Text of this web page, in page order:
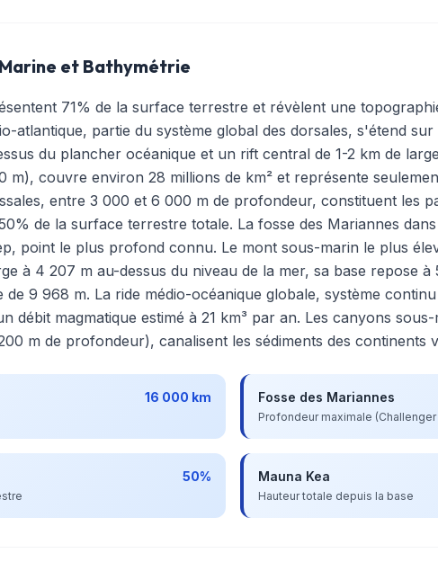
et Bathymétrie
71% de la surface terrestre et révèlent une
atlantique, partie du système global des dorsales, s'étend
du plancher océanique et un rift central de 1-2 km de
m), couvre environ 28 millions de km² et représente
entre 3 000 et 6 000 m de profondeur, constituent les
de la surface terrestre totale. La fosse des Mariannes
point le plus profond connu. Le mont sous-marin le plus
à 4 207 m au-dessus du niveau de la mer, sa base repose
9 968 m. La ride médio-océanique globale, système
débit magmatique estimé à 21 km³ par an. Les canyons
m de profondeur), canalisent les sédiments des continents
16 000 km Fosse des Mariannes
Profondeur maximale
50% Mauna Kea
Hauteur totale depuis la base